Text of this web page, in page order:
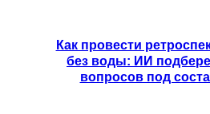
Как провести
без воды: ИИ
вопросов под